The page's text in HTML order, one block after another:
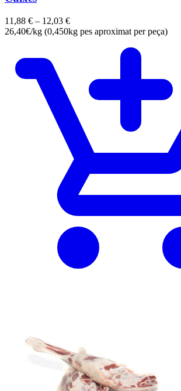
11,88 € – 12,03 €
26,40€/kg (0,450kg pes aproximat per peça)